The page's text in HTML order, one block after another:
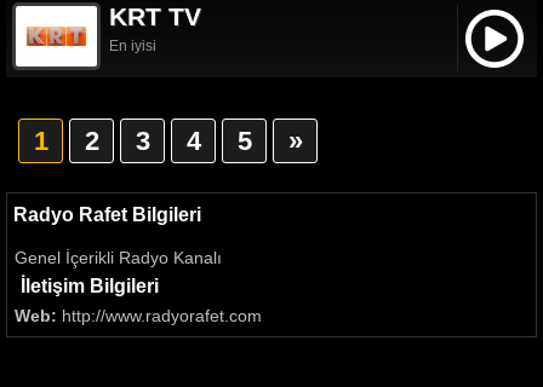
KRT TV
En iyisi
1 2 3 4 5 »
Radyo Rafet Bilgileri
Genel İçerikli Radyo Kanalı
İletişim Bilgileri
Web: http://www.radyorafet.com